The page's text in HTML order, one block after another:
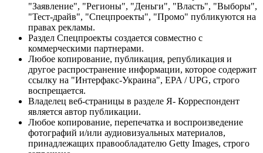
"Заявление", "Регионы", "Деньги", "Власть", "Выборы",
"Тест-драйв", "Спецпроекты", "Промо" публикуются на
правах рекламы.
Раздел Спецпроекты создается совместно с
коммерческими партнерами.
Любое копирование, публикация, републикация и
другое распространение информации, которое содержит
ссылку на "Интерфакс-Украина", EPA / UPG, строго
воспрещается.
Владелец веб-страницы в разделе Я- Корреспондент
является автор публикации.
Любое копирование, перепечатка и воспроизведение
фотографий и/или аудиовизуальных материалов,
принадлежащих правообладателю Getty Images, строго